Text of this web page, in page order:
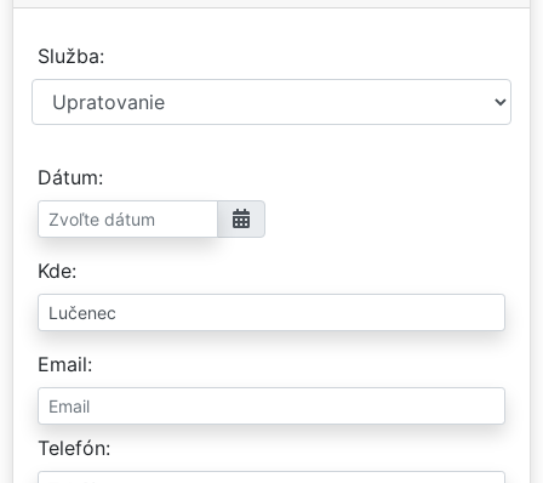
Služba
Dátum
Kde
Email
Telefón